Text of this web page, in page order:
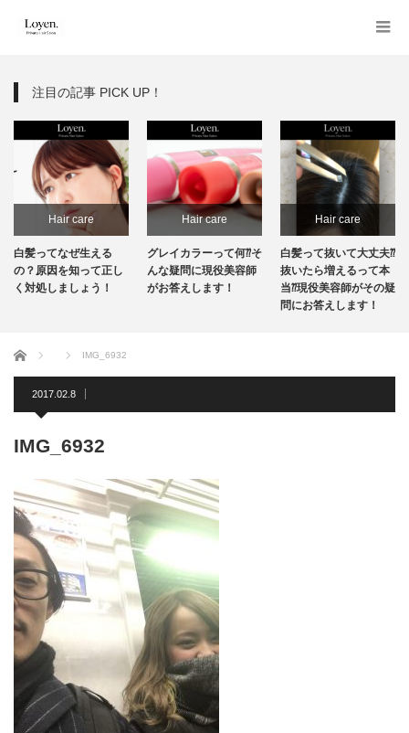
注目の記事 PICK UP！
Hair care
白髪ってなぜ生える
の？原因を知って正し
く対処しましょう！
Hair care
グレイカラーって何⁇そ
んな疑問に現役美容師
がお答えします！
Hair care
白髪って抜いて大丈夫⁇
抜いたら増えるって本
当⁇現役美容師がその疑
問にお答えします！
ホーム IMG_6932
2017.02.8
IMG_6932